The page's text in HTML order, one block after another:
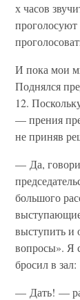
х часов
проголосуют
И пока мои
Поднялся
12.
— прения
не приняв
— Да,
большого
выступить и
вопросы». Я
бросил в
— Дать! —